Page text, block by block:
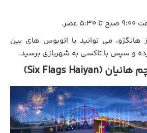
عصر.
هانگژو، می‌ توانید با اتوبوس‌ های بین‌
و سپس با تاکسی به شهربازی برسید.